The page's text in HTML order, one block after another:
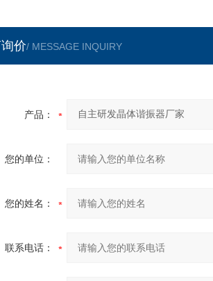
价/ MESSAGE INQUIRY
产品：
您的单位：
您的姓名：
联系电话：